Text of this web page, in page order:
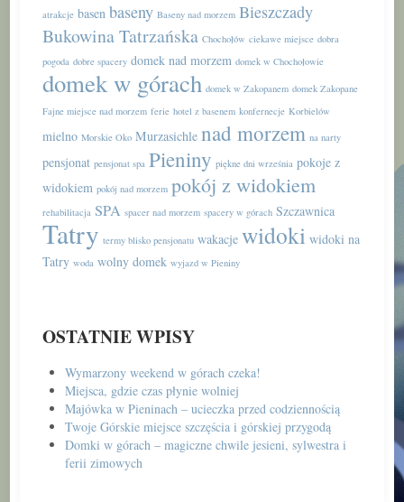
atrakcje basen baseny Baseny nad morzem Bieszczady
Bukowina Tatrzańska Chochołów ciekawe miejsce dobra
pogoda dobre spacery domek nad morzem domek w Chochołowie
domek w górach domek w Zakopanem domek Zakopane
Fajne miejsce nad morzem ferie hotel z basenem konfernecje Korbielów
mielno Morskie Oko Murzasichle nad morzem na narty
pensjonat pensjonat spa Pieniny piękne dni września pokoje z
widokiem pokój nad morzem pokój z widokiem
rehabilitacja SPA spacer nad morzem spacery w górach Szczawnica
Tatry termy blisko pensjonatu wakacje widoki widoki na
Tatry woda wolny domek wyjazd w Pieniny
OSTATNIE WPISY
Wymarzony weekend w górach czeka!
Miejsca, gdzie czas płynie wolniej
Majówka w Pieninach – ucieczka przed codziennością
Twoje Górskie miejsce szczęścia i górskiej przygodą
Domki w górach – magiczne chwile jesieni, sylwestra i
ferii zimowych